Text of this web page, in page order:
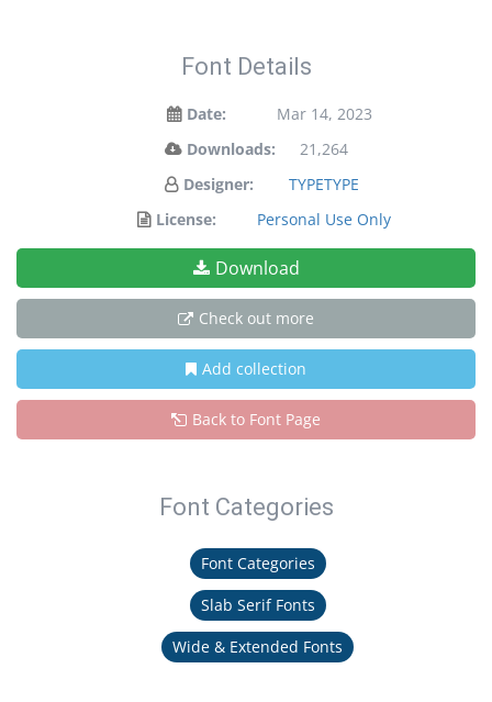
Font Details
Date:
Mar 14, 2023
Downloads:
21,264
Designer:
TYPETYPE
License:
Personal Use Only
Download
Check out more
Add collection
Back to Font Page
Font Categories
Font Categories
Slab Serif Fonts
Wide & Extended Fonts